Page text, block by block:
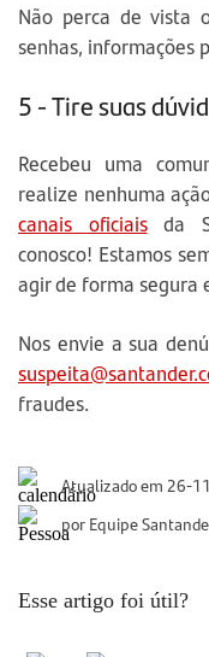
Não perca de vista
senhas, informações
5 - Tire suas
Recebeu uma
realize nenhuma
canais oficiaisda
conosco! Estamos
agir de forma segura
Nos envie a sua
fraudes.
Atualizado em 26-
por Equipe
Esse artigo foi útil?